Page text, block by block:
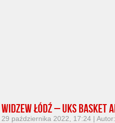
Widzew Łódź – UKS
29 października 2022, 17:24 |